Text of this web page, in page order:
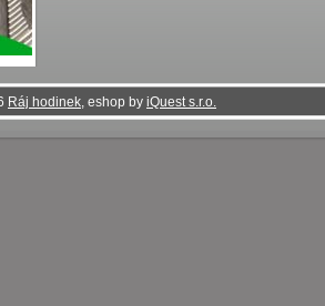
Ráj hodinek , eshop by iQuest s.r.o.